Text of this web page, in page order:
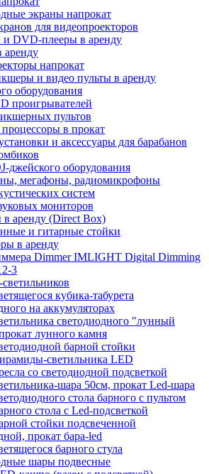
экраны напрокат
для видеопроекторов
и DVD-плееры в аренду
аренду
напрокат
и видео пульты в аренду
оборудования
проигрывателей
пультов
в прокат
и аксессуары для барабанов
джейского оборудования
мегафоны, радиомикрофоны
систем
мониторов
аренду (Direct Box)
и гитарные стойки
в аренду
Dimmer IMLIGHT Digital Dimming
3
кубика-табурета
на аккумуляторах
светодиодного "лунный
лунного камня
барной стойки
светильника LED
со светодиодной подсветкой
шара 50см, прокат Led-шара
стола барного с пультом
стола с Led-подсветкой
стойки подсвеченной
прокат бара-led
барного стула
шары подвесные